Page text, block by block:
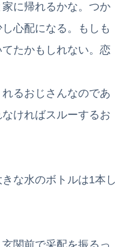
に帰れるかな。つか
心配になる。もしも
たかもしれない。恋
るおじさんなのであ
ければスルーするお
な水のボトルは1本し